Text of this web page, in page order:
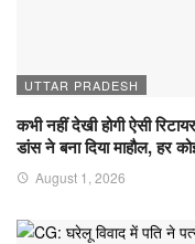
UTTAR PRADESH
कभी नहीं देखी होगी ऐसी
डांस ने बना दिया माहौल, हर
August 1, 2026